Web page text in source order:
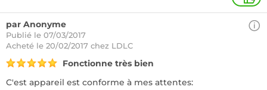
par Anonyme
Publié le 07/03/2017
Acheté le 20/02/2017 chez LDLC
Fonctionne très bien
C'est appareil est conforme à mes attentes: